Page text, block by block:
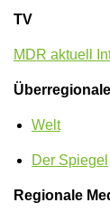
TV
MDR aktuell
Welt
Der Spiegel
Regionale